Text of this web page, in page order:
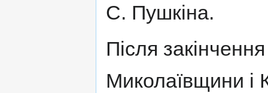
С. Пушкіна.
Після
Миколаївщини і